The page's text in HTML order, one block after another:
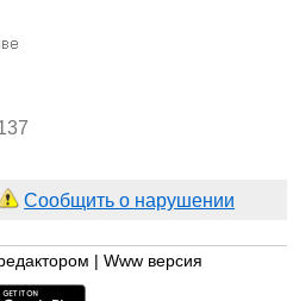
Сообщить о нарушении
Www версия